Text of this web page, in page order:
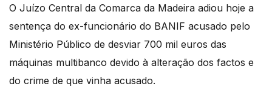
O Juízo Central da Comarca da Madeira adiou hoje a
sentença do ex-funcionário do BANIF acusado pelo
Ministério Público de desviar 700 mil euros das
máquinas multibanco devido à alteração dos factos e
do crime de que vinha acusado.